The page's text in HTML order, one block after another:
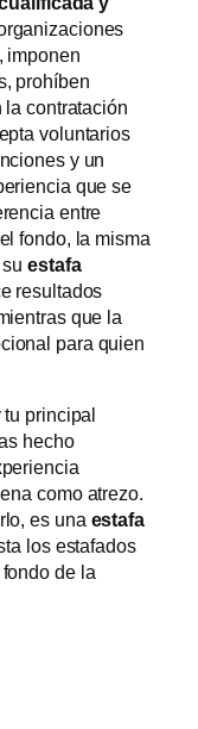
imponen
prohíben
la contratación
voluntarios
y un
que se
entre
fondo, la misma
suestafa
resultados
que la
para quien
principal
hecho
como atrezo.
es una estafa
los estafados
de la